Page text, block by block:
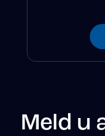
Meld u